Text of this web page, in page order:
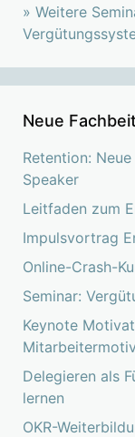
» Weitere
Neue
Retention:
Speaker
Leitfaden zum
Impulsvortrag
Online-Crash-
Seminar:
Keynote
Delegieren als
lernen
OKR-